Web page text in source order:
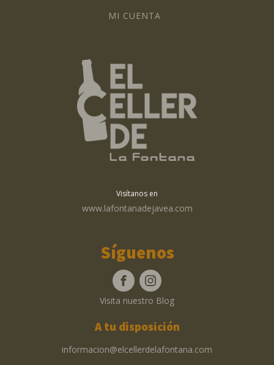
MI CUENTA
Visítanos en
www.lafontanadejavea.com
Síguenos
Visita nuestro Blog
A tu disposición
informacion@elcellerdelafontana.com